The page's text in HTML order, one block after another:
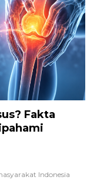
Fakta
Indonesia